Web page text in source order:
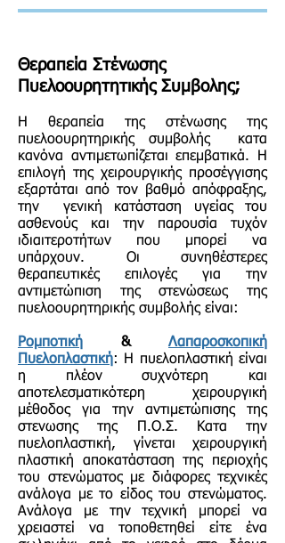
Θεραπεία Στένωσης
Πυελοουρητητικής Συμβολης;
Η θεραπεία της στένωσης της
πυελοουρητηρικής συμβολής κατα
κανόνα αντιμετωπίζεται επεμβατικά. Η
επιλογή της χειρουργικής προσέγγισης
εξαρτάται από τον βαθμό απόφραξης,
την γενική κατάσταση υγείας του
ασθενούς και την παρουσία τυχόν
ιδιαιτεροτήτων που μπορεί να
υπάρχουν. Οι συνηθέστερες
θεραπευτικές επιλογές για την
αντιμετώπιση της στενώσεως της
πυελοουρητηρικής συμβολής είναι:
Ρομποτική & Λαπαροσκοπική
Πυελοπλαστική: Η πυελοπλαστική είναι
η πλέον συχνότερη και
αποτελεσματικότερη χειρουργική
μέθοδος για την αντιμετώπισης της
στενωσης της Π.Ο.Σ. Κατα την
πυελοπλαστική, γίνεται χειρουργική
πλαστική αποκατάσταση της περιοχής
του στενώματος με διάφορες τεχνικές
ανάλογα με το είδος του στενώματος.
Ανάλογα με την τεχνική μπορεί να
χρειαστεί να τοποθετηθεί είτε ένα